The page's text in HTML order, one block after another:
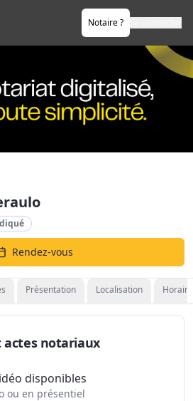
Notaire ?
Rendez-vous
Présentation Localisation
actes notariaux
disponibles
ou en présentiel